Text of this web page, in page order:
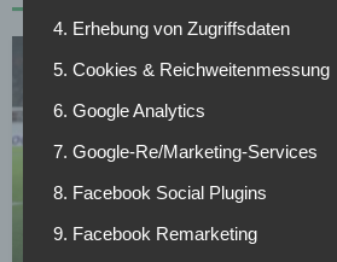
BORUSSIA DORTMUND
Abschluss
4. Erhebung von Zugriffsdaten
5. Cookies & Reichweitenmessung
6. Google Analytics
7. Google-Re/Marketing-Services
8. Facebook Social Plugins
9. Facebook Remarketing